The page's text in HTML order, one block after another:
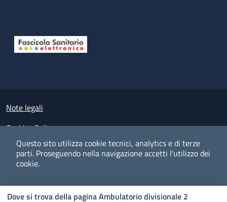
Questo sito utilizza cookie tecnici, analytics e di terze
parti. Proseguendo nella navigazione accetti l'utilizzo dei
cookie.
Dove si trova della pagina Ambulatorio divisionale 2
Small prints
Note legali
Cookies Policy
Policy privacy e protezione del dato personale
Albo pretorio on-line
Dichiarazione di accessibilità